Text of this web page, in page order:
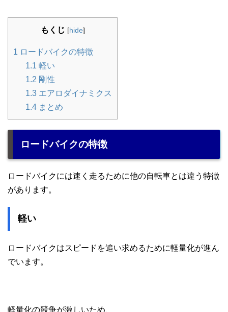
もくじ [hide]
1 ロードバイクの特徴
1.1 軽い
1.2 剛性
1.3 エアロダイナミクス
1.4 まとめ
ロードバイクの特徴
ロードバイクには速く走るために他の自転車とは違う特徴
があります。
軽い
ロードバイクはスピードを追い求めるために軽量化が進ん
でいます。
軽量化の競争が激しいため、